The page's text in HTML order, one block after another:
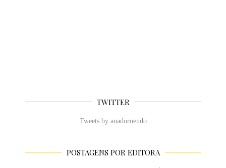
TWITTER
Tweets by anadoroendo
POSTAGENS POR EDITORA